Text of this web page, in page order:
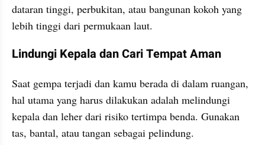
dataran tinggi, perbukitan, atau bangunan kokoh yang
lebih tinggi dari permukaan laut.
Lindungi Kepala dan Cari Tempat Aman
Saat gempa terjadi dan kamu berada di dalam ruangan,
hal utama yang harus dilakukan adalah melindungi
kepala dan leher dari risiko tertimpa benda. Gunakan
tas, bantal, atau tangan sebagai pelindung.